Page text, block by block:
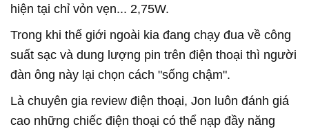
hiện tại chỉ vỏn vẹn... 2,75W.
Trong khi thế giới ngoài kia đang chạy đua về công
suất sạc và dung lượng pin trên điện thoại thì người
đàn ông này lại chọn cách "sống chậm".
Là chuyên gia review điện thoại, Jon luôn đánh giá
cao những chiếc điện thoại có thể nạp đầy năng